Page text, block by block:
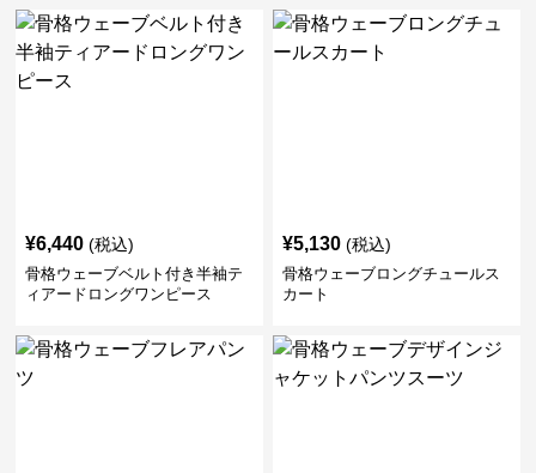
¥6,440 (税込)
骨格ウェーブベルト付き半袖テ
ィアードロングワンピース
¥5,130 (税込)
骨格ウェーブロングチュールス
カート